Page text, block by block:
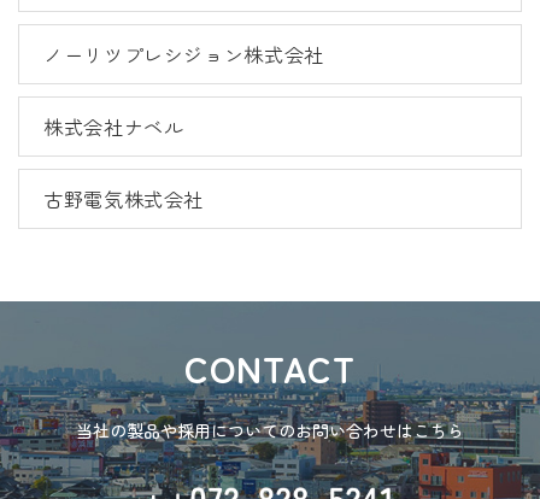
ノーリツプレシジョン株式会社
株式会社ナベル
古野電気株式会社
CONTACT
当社の製品や採用についてのお問い合わせはこちら